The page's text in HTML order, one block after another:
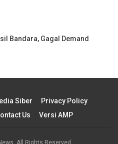
Bandara, Gagal Demand
Siber
Privacy Policy
Us Versi AMP